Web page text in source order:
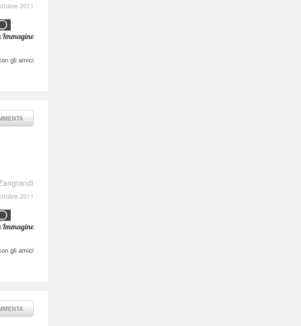
2011
Immagine
gli amici
2011
Immagine
gli amici